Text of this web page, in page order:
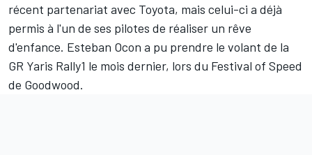
récent partenariat avec Toyota, mais celui-ci a déjà
permis à l'un de ses pilotes de réaliser un rêve
d'enfance. Esteban Ocon a pu prendre le volant de la
GR Yaris Rally1 le mois dernier, lors du Festival of Speed
de Goodwood.